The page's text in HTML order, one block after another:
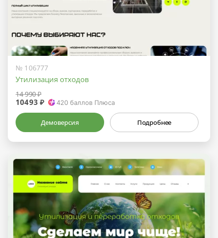
№ 106777
Утилизация отходов
14 990 ₽
10493 ₽ 420 баллов Плюса
Демоверсия Подробнее